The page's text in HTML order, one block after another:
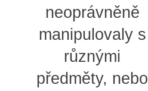
neoprávněně
manipulovaly s
různými
předměty, nebo